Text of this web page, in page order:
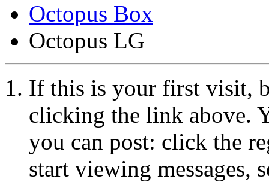
Octopus Box
Octopus LG
If this is your first visit,
clicking the link above.
you can post: click the
start viewing messages,